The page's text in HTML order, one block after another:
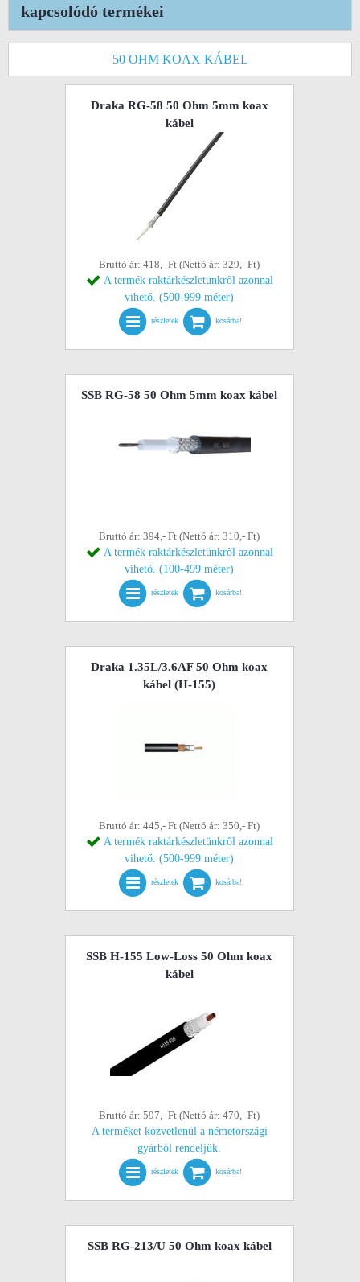
kapcsolódó termékei
50 OHM KOAX KÁBEL
Draka RG-58 50 Ohm 5mm koax
kábel
Bruttó ár: 418,- Ft (Nettó ár: 329,- Ft)
A termék raktárkészletünkről azonnal
vihető. (500-999 méter)
részletek kosárba!
SSB RG-58 50 Ohm 5mm koax kábel
Bruttó ár: 394,- Ft (Nettó ár: 310,- Ft)
A termék raktárkészletünkről azonnal
vihető. (100-499 méter)
részletek kosárba!
Draka 1.35L/3.6AF 50 Ohm koax
kábel (H-155)
Bruttó ár: 445,- Ft (Nettó ár: 350,- Ft)
A termék raktárkészletünkről azonnal
vihető. (500-999 méter)
részletek kosárba!
SSB H-155 Low-Loss 50 Ohm koax
kábel
Bruttó ár: 597,- Ft (Nettó ár: 470,- Ft)
A terméket közvetlenül a németországi
gyárból rendeljük.
részletek kosárba!
SSB RG-213/U 50 Ohm koax kábel